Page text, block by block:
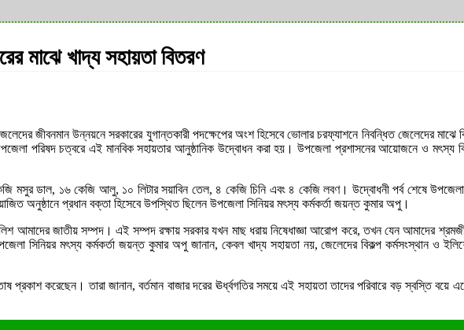
মাঝে খাদ্য সহায়তা বিতরণ
জীবনমান উন্নয়নে সরকারের যুগান্তকারী পদক্ষেপের অংশ হিসেবে ভোলার চরফ্যাশনে নিবন্ধিত জেলেদের
পরিষদ চত্বরে এই মানবিক সহায়তার আনুষ্ঠানিক উদ্বোধন করা হয়। উপজেলা প্রশাসনের আয়োজনে ও মৎস্য
মসুর ডাল, ১৬ কেজি আলু, ১০ লিটার সয়াবিন তেল, ৪ কেজি চিনি এবং ৪ কেজি লবণ। উদ্বোধনী পর্ব শেষে
অনুষ্ঠানে প্রধান বক্তা হিসেবে উপস্থিত ছিলেন উপজেলা সিনিয়র মৎস্য কর্মকর্তা জয়ন্ত কুমার অপু।
জাতীয় সম্পদ। এই সম্পদ রক্ষায় সরকার যখন মাছ ধরায় নিষেধাজ্ঞা আরোপ করে, তখন যেন আমাদের
সিনিয়র মৎস্য কর্মকর্তা জয়ন্ত কুমার অপু জানান, কেবল খাদ্য সহায়তা নয়, জেলেদের বিকল্প কর্মসংস্থান ও
প্রকাশ করেছেন। তারা জানান, বর্তমান বাজার দরের ঊর্ধ্বগতির সময়ে এই সহায়তা তাদের পরিবারে বড় স্বস্তি